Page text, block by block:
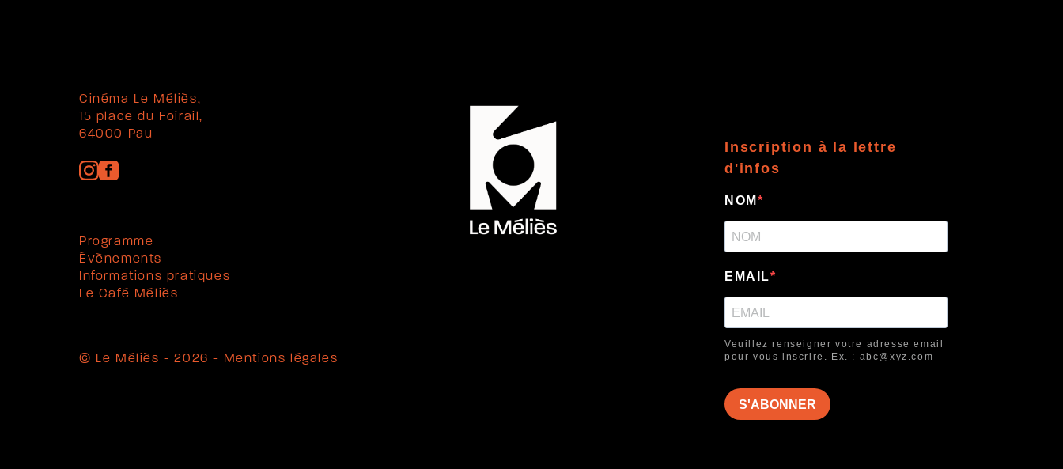
Cinéma Le Méliès,
15 place du Foirail,
64000 Pau
Programme
Évènements
Informations pratiques
Le Café Méliès
© Le Méliès - 2026 - Mentions légales
Inscription à la lettre
d'infos
NOM
EMAIL
Veuillez renseigner votre adresse email
pour vous inscrire. Ex. : abc@xyz.com
S'ABONNER